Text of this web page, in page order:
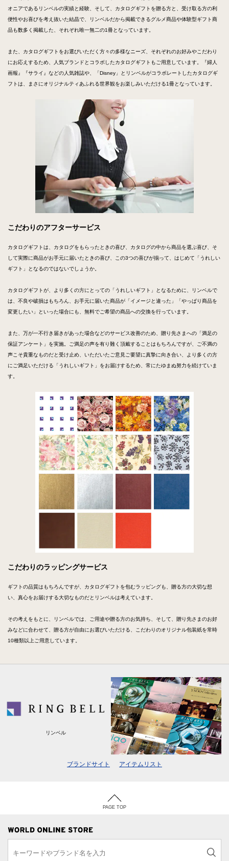
オニアであるリンベルの実績と経験、そして、カタログギフトを贈る方と、受け取る方の利
便性やお喜びを考え抜いた結晶で、リンベルだから掲載できるグルメ商品や体験型ギフト商
品も数多く掲載した、それぞれ唯一無二の1冊となっています。
また、カタログギフトをお選びいただく方々の多様なニーズ、それぞれのお好みやこだわり
にお応えするため、人気ブランドとコラボしたカタログギフトもご用意しています。『婦人
画報』『サライ』などの人気雑誌や、「Disney」とリンベルがコラボレートしたカタログギ
フトは、まさにオリジナルティあふれる世界観をお楽しみいただける1冊となっています。
こだわりのアフターサービス
カタログギフトは、カタログをもらったときの喜び、カタログの中から商品を選ぶ喜び、そ
して実際に商品がお手元に届いたときの喜び、この3つの喜びが揃って、はじめて「うれしい
ギフト」となるのではないでしょうか。
カタログギフトが、より多くの方にとっての「うれしいギフト」となるために、リンベルで
は、不良や破損はもちろん、お手元に届いた商品が「イメージと違った」「やっぱり商品を
変更したい」といった場合にも、無料でご希望の商品への交換を行っています。
また、万が一不行き届きがあった場合などのサービス改善のため、贈り先さまへの「満足の
保証アンケート」を実施。ご満足の声を有り難く頂戴することはもちろんですが、ご不満の
声こそ貴重なものだと受け止め、いただいたご意見ご要望に真摯に向き合い、より多くの方
にご満足いただける「うれしいギフト」をお届けするため、常にたゆまぬ努力を続けていま
す。
こだわりのラッピングサービス
ギフトの品質はもちろんですが、カタログギフトを包むラッピングも、贈る方の大切な想
い、真心をお届けする大切なものだとリンベルは考えています。
その考えをもとに、リンベルでは、ご用途や贈る方のお気持ち、そして、贈り先さまのお好
みなどに合わせて、贈る方が自由にお選びいただける、こだわりのオリジナル包装紙を常時
10種類以上ご用意しています。
リンベル
ブランドサイト アイテムリスト
PAGE TOP